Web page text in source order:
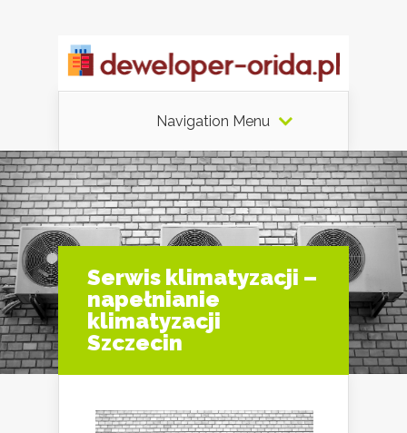
Navigation Menu
Serwis klimatyzacji –
napełnianie
klimatyzacji
Szczecin